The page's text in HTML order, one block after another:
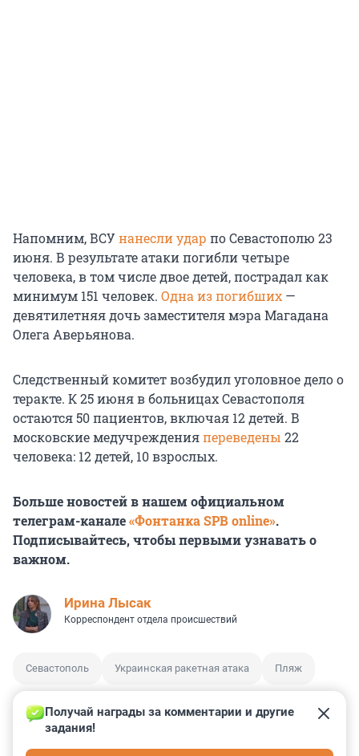
Напомним, ВСУнанесли удар по Севастополю 23
июня. В результате атаки погибли четыре
человека, в том числе двое детей, пострадал как
минимум 151 человек. Одна из погибших —
девятилетняя дочь заместителя мэра Магадана
Олега Аверьянова.
Следственный комитет возбудил уголовное дело о
теракте. К 25 июня в больницах Севастополя
остаются 50 пациентов, включая 12 детей. В
московские медучрежденияпереведены 22
человека: 12 детей, 10 взрослых.
Больше новостей в нашем официальном
телеграм-канале«Фонтанка SPB online».
Подписывайтесь, чтобы первыми узнавать о
важном.
Ирина Лысак
Корреспондент отдела происшествий
Севастополь Украинская ракетная атака Пляж
Получай награды за комментарии и другие
задания!